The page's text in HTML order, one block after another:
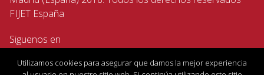
FIJET España
Siguenos en
Utilizamos cookies para asegurar que damos la mejor experiencia